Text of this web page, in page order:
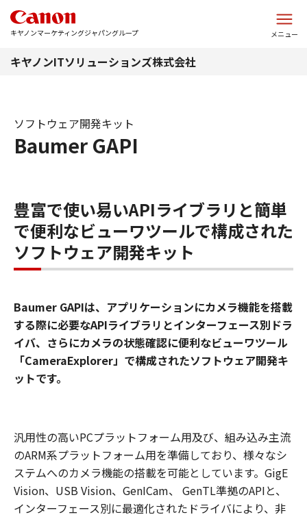
キヤノンマーケティングジャパングループ メニュー
キヤノンITソリューションズ株式会社
Baumer GAPI
ソフトウェア開発キット
豊富で使い易いAPIライブラリと簡単
で便利なビューワツールで構成された
ソフトウェア開発キット
Baumer GAPIは、アプリケーションにカメラ機能を搭載
する際に必要なAPIライブラリとインターフェース別ドラ
イバ、さらにカメラの状態確認に便利なビューワツール
「CameraExplorer」で構成されたソフトウェア開発キ
ットです。
汎用性の高いPCプラットフォーム用及び、組み込み主流
のARM系プラットフォーム用を準備しており、様々なシ
ステムへのカメラ機能の搭載を可能としています。GigE
Vision、USB Vision、GenICam、 GenTL準拠のAPIと、
インターフェース別に最適化されたドライバにより、非